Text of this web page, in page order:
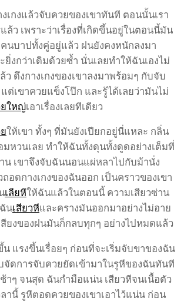
เกงแล้วจับควยของเขาทันที ตอนนั้นเรา
ล้ว เพราะว่าเรื่องที่เกิดขึ้นอยู่ในตอนนี้มัน
นบาปทั้งคู่อยู่แล้ว ฝนยังคงหนักลงมา
ยิ่งกว่าเดิมด้วยซ้ำ นั่นเลยทำให้ฉันเองไม่
ดึงกางเกงของเขาลงมาพร้อมๆ กับจับ
ต่เขาควยแข็งโป๊ก และรู้ได้เลยว่ามันไม่
ใหญ่เอาเรื่องเลยทีเดียว
ให้เขา ทั้งๆ ที่มันยังเปียกอยู่นี่แหละ กลิ่น
หวนเลย ทำให้ฉันทั้งดุนทั้งดูดอย่างเต็มที่
น เขาจึงจับฉันนอนแผ่หลาไปกับม้านั่ง
อดกางเกงของฉันออก เป็นคราวของเขา
เลียหีให้ฉันแล้วในตอนนี้ ความเสียวซ่าน
นเสียวหีและครางมันออกมาอย่างไม่อาย
สียงของฝนมันก็กลบทุกๆ อย่างไปหมดแล้ว
น แรงขึ้นเรื่อยๆ ก่อนที่จะเริ่มจับขาของฉัน
จัดการจับควยยัดเข้ามาในรูหีของฉันทันที
าๆ จนสุด ฉันกำมือแน่น เสียวหีจนเนื้อตัว
านี้ รูหีตอดควยของเขาเอาไว้แน่น ก่อน